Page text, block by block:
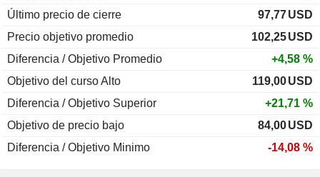
Último precio de cierre
97,77USD
Precio objetivo promedio
102,25USD
Diferencia / Objetivo Promedio
+4,58 %
Objetivo del curso Alto
119,00USD
Diferencia / Objetivo Superior
+21,71 %
Objetivo de precio bajo
84,00USD
Diferencia / Objetivo Minimo
-14,08 %